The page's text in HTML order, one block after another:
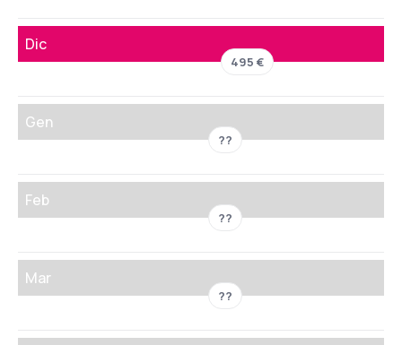
Dic
495 €
Gen
??
Feb
??
Mar
??